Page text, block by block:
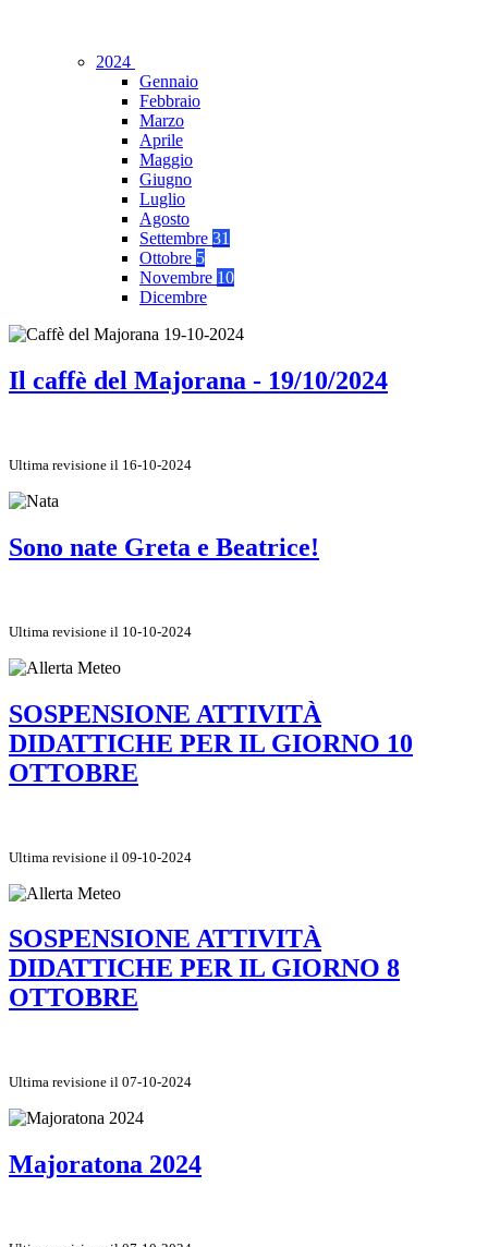
2024
Gennaio
Febbraio
Marzo
Aprile
Maggio
Giugno
Luglio
Agosto
Settembre 31
Ottobre 5
Novembre 10
Dicembre
Il caffè del Majorana - 19/10/2024
Ultima revisione il 16-10-2024
Sono nate Greta e Beatrice!
Ultima revisione il 10-10-2024
SOSPENSIONE ATTIVITÀ
DIDATTICHE PER IL GIORNO 10
OTTOBRE
Ultima revisione il 09-10-2024
SOSPENSIONE ATTIVITÀ
DIDATTICHE PER IL GIORNO 8
OTTOBRE
Ultima revisione il 07-10-2024
Majoratona 2024